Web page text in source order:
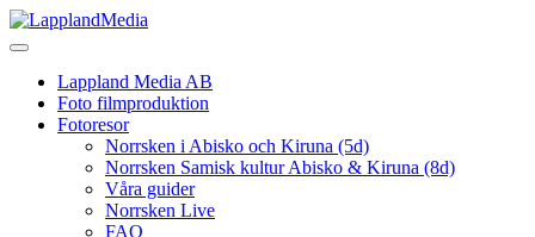
Lappland Media AB
Foto filmproduktion
Fotoresor
Norrsken i Abisko och Kiruna (5d)
Norrsken Samisk kultur Abisko & Kiruna (8d)
Våra guider
Norrsken Live
FAQ